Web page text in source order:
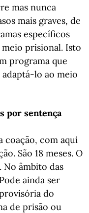
mas nunca
mais graves, de
específicos
prisional. Isto
programa que
lo ao meio
por sentença
coação, com aqui
São 18 meses. O
âmbito das
ainda ser
do
de prisão ou